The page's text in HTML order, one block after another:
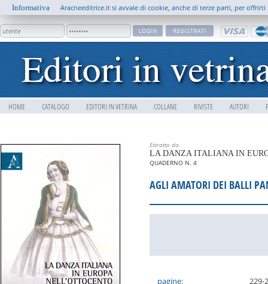
HOME CATALOGO EDITORI IN VETRINA COLLANE RIVISTE AUTORI
Informativa Aracneeditrice.it si avvale di cookie, anche di terze parti, per
Estratto da
LA DANZA ITALIANA IN
QUADERNO N. 4
AGLI AMATORI DEI BALLI
pagine:
229-